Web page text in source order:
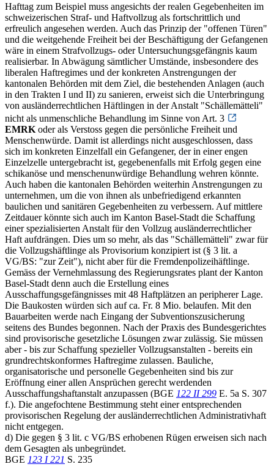
Hafttag zum Beispiel muss angesichts der realen Gegebenheiten im
schweizerischen Straf- und Haftvollzug als fortschrittlich und
erfreulich angesehen werden. Auch das Prinzip der "offenen Türen"
und die weitgehende Freiheit bei der Beschäftigung der Gefangenen
wäre in einem Strafvollzugs- oder Untersuchungsgefängnis kaum
realisierbar. In Abwägung sämtlicher Umstände, insbesondere des
liberalen Haftregimes und der konkreten Anstrengungen der
kantonalen Behörden mit dem Ziel, die bestehenden Anlagen (auch
in den Trakten I und II) zu sanieren, erweist sich die Unterbringung
von ausländerrechtlichen Häftlingen in der Anstalt "Schällemätteli"
nicht als unmenschliche Behandlung im Sinne von Art. 3
EMRK oder als Verstoss gegen die persönliche Freiheit und
Menschenwürde. Damit ist allerdings nicht ausgeschlossen, dass
sich im konkreten Einzelfall ein Gefangener, der in einer engen
Einzelzelle untergebracht ist, gegebenenfalls mit Erfolg gegen eine
schikanöse und menschenunwürdige Behandlung wehren könnte.
Auch haben die kantonalen Behörden weiterhin Anstrengungen zu
unternehmen, um die von ihnen als unbefriedigend erkannten
baulichen und sanitären Gegebenheiten zu verbessern. Auf mittlere
Zeitdauer könnte sich auch im Kanton Basel-Stadt die Schaffung
einer spezialisierten Anstalt für den Vollzug ausländerrechtlicher
Haft aufdrängen. Dies um so mehr, als das "Schällemätteli" zwar für
die Vollzugshäftlinge als Provisorium konzipiert ist (§ 3 lit. a
VG/BS: "zur Zeit"), nicht aber für die Fremdenpolizeihäftlinge.
Gemäss der Vernehmlassung des Regierungsrates plant der Kanton
Basel-Stadt denn auch die Erstellung eines
Ausschaffungsgefängnisses mit 48 Haftplätzen an peripherer Lage.
Die Baukosten würden sich auf ca. Fr. 8 Mio. belaufen. Mit den
Bauarbeiten werde nach Eingang der Subventionszusicherung
seitens des Bundes begonnen. Nach der Praxis des Bundesgerichtes
sind provisorische gesetzliche Lösungen zwar zulässig. Sie müssen
aber - bis zur Schaffung spezieller Vollzugsanstalten - bereits ein
grundrechtskonformes Haftregime zulassen. Bauliche,
organisatorische und personelle Gegebenheiten sind bis zur
Eröffnung einer allen Ansprüchen gerecht werdenden
Ausschaffungshaftanstalt anzupassen (BGE 122 II 299 E. 5a S. 307
f.). Die angefochtene Bestimmung steht einer entsprechenden
provisorischen Regelung der ausländerrechtlichen Administrativhaft
nicht entgegen.
d) Die gegen § 3 lit. c VG/BS erhobenen Rügen erweisen sich nach
dem Gesagten als unbegründet.
BGE 123 I 221 S. 235